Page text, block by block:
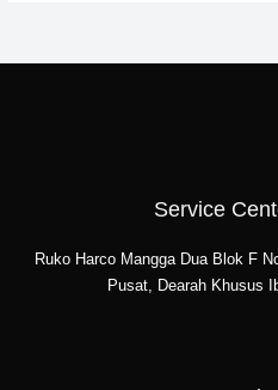
Service
Ruko Harco Mangga Dua Blok F
Pusat, Dearah Khusus